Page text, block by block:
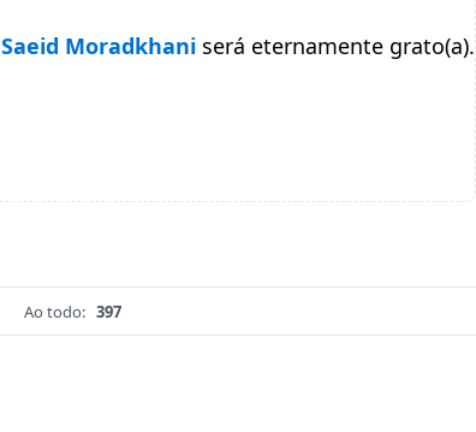
Saeid Moradkhani será eternamente grato(a).
Ao todo: 397